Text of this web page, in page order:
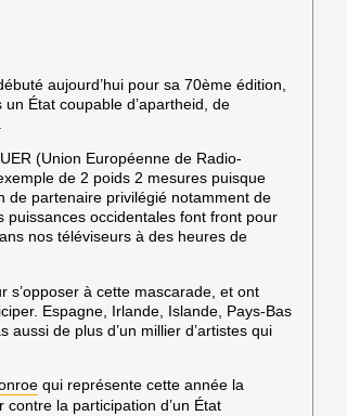
aujourd’hui pour sa 70ème édition,
un État coupable d’apartheid, de
(Union Européenne de Radio-
de 2 poids 2 mesures puisque
de partenaire privilégié notamment de
puissances occidentales font front pour
nos téléviseurs à des heures de
s’opposer à cette mascarade, et ont
Espagne, Irlande, Islande, Pays-Bas
aussi de plus d’un millier d’artistes qui
qui représente cette année la
la participation d’un État